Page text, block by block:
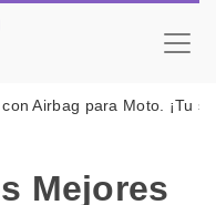
Airbag para Moto. ¡Tu
Mejores